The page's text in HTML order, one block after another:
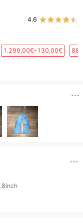
4.6
1.299,00€-130,00€